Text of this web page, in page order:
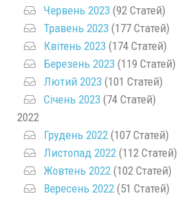
Червень 2023 (92 Статей)
Травень 2023 (177 Статей)
Квітень 2023 (174 Статей)
Березень 2023 (119 Статей)
Лютий 2023 (101 Статей)
Січень 2023 (74 Статей)
2022
Грудень 2022 (107 Статей)
Листопад 2022 (112 Статей)
Жовтень 2022 (102 Статей)
Вересень 2022 (51 Статей)